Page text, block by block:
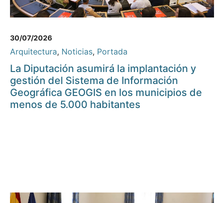
30/07/2026
Arquitectura, Noticias, Portada
La Diputación asumirá la implantación y
gestión del Sistema de Información
Geográfica GEOGIS en los municipios de
menos de 5.000 habitantes